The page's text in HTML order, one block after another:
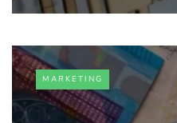
MARKETING